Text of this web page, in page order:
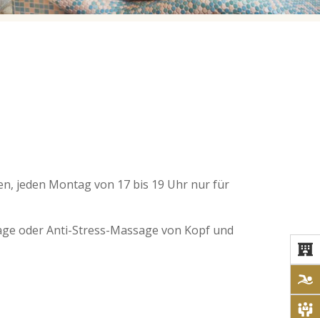
jeden Montag von 17 bis 19 Uhr nur für
oder Anti-Stress-Massage von Kopf und